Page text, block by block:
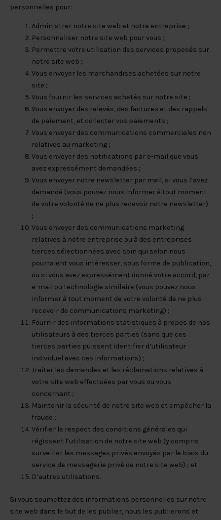
personnelles pour:
Administrer notre site web et notre entreprise ;
Personnaliser notre site web pour vous ;
Permettre votre utilisation des services proposés sur
notre site web ;
Vous envoyer les marchandises achetées sur notre
site ;
Vous fournir les services achetés sur notre site ;
Vous envoyer des relevés, des factures et des rappels
de paiement, et collecter vos paiements ;
Vous envoyer des communications commerciales non
relatives au marketing ;
Vous envoyer des notifications par e-mail que vous
avez expressément demandées ;
Vous envoyer notre newsletter par mail, si vous l’avez
demandé (vous pouvez nous informer à tout moment
de votre volonté de ne plus recevoir notre newsletter)
;
Vous envoyer des communications marketing
relatives à notre entreprise ou à des entreprises
tierces sélectionnées avec soin qui selon nous
pourraient vous intéresser, sous forme de publication,
ou si vous avez expressément donné votre accord, par
e-mail ou technologie similaire (vous pouvez nous
informer à tout moment de votre volonté de ne plus
recevoir de communications marketing) ;
Fournir des informations statistiques à propos de nos
utilisateurs à des tierces parties (sans que ces
tierces parties puissent identifier d’utilisateur
individuel avec ces informations) ;
Traiter les demandes et les réclamations relatives à
votre site web effectuées par vous ou vous
concernant ;
Maintenir la sécurité de notre site web et empêcher la
fraude ;
Vérifier le respect des conditions générales qui
régissent l’utilisation de notre site web (y compris
surveiller les messages privés envoyés par le biais du
service de messagerie privé de notre site web) ; et
D’autres utilisations.
Si vous soumettez des informations personnelles sur notre
site web dans le but de les publier, nous les publierons et